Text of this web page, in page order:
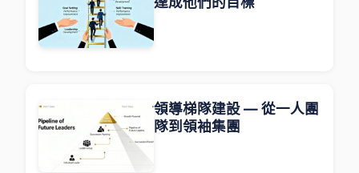
領導梯隊建設 — 從一人團
隊到領袖集團